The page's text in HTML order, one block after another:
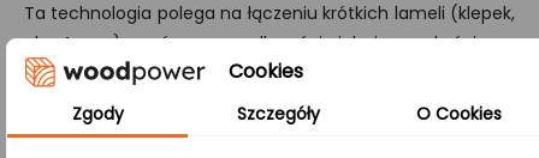
Ta technologia polega na łączeniu krótkich lameli (klepek,
ok. 4 cm) zarówno na długości, jak i szerokości, co
zapewnia produktowi wyjątkową stabilność oraz wysoką
odporność na pękanie.
Cookies
Zgody Szczegóły O Cookies